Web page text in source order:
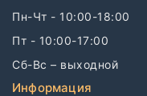
Пн-Чт - 10:00-18:00
Пт - 10:00-17:00
Сб-Вс – выходной
Информация